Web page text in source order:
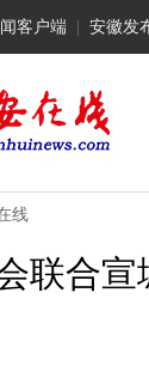
客户端 安徽发
线
联合宣